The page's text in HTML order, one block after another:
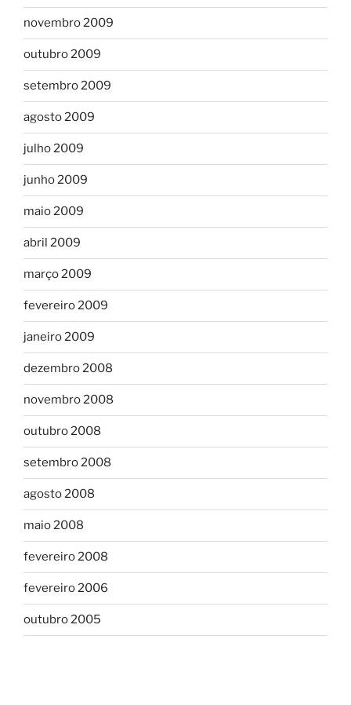
novembro 2009
outubro 2009
setembro 2009
agosto 2009
julho 2009
junho 2009
maio 2009
abril 2009
março 2009
fevereiro 2009
janeiro 2009
dezembro 2008
novembro 2008
outubro 2008
setembro 2008
agosto 2008
maio 2008
fevereiro 2008
fevereiro 2006
outubro 2005